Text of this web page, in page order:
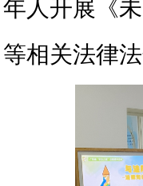
年人开展《
等相关法律